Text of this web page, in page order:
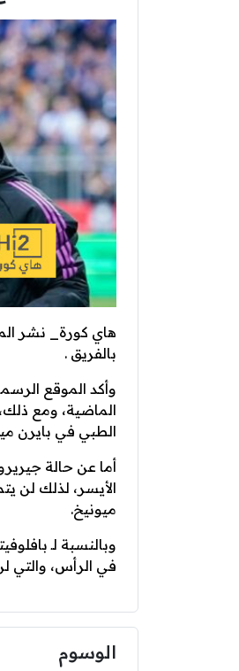
هاي كورة_ نشر
بالفريق .
وأكد الموقع
الماضية، ومع
الطبي في بايرن
أما عن حالة
الأيسر، لذلك لن
ميونيخ.
وبالنسبة لـ
في الرأس، والتي
الوسوم